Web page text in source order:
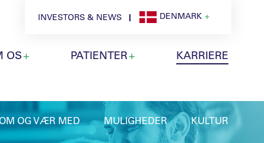
INVESTORS & NEWS DENMARK
OS PATIENTER KARRIERE
OG VÆR MED MULIGHEDER KULTUR